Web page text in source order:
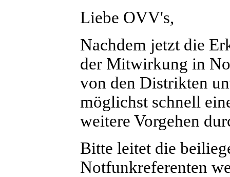
Liebe OVV's,
Nachdem jetzt die
der Mitwirkung in
von den Distrikten
möglichst schnell
weitere Vorgehen
Bitte leitet die
Notfunkreferenten